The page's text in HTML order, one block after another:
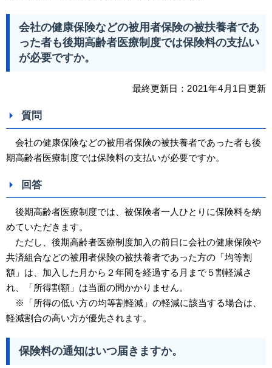
会社の健康保険などの被用者保険の被扶養者であ
った者も後期高齢者医療制度では保険料の支払い
が必要ですか。
最終更新日： 2021年4 月1日更新
質問
会社の健康保険などの被用者保険の被扶養者であった者も後
期高齢者医療制度では保険料の支払いが必要ですか。
回答
後期高齢者医療制度では、被保険者一人ひとりに保険料を納
めていただきます。
ただし、後期高齢者医療制度加入の前日に会社の健康保険や
共済組合などの被用者保険の被扶養者であった方の「均等割
額」は、加入した月から２年間を経過する月まで５割軽減さ
れ、「所得割額」は当面の間かかりません。
※「所得の低い方の均等割軽減」の軽減に該当する場合は、
軽減割合の高い方が優先されます。
保険料の通知はいつ届きますか。